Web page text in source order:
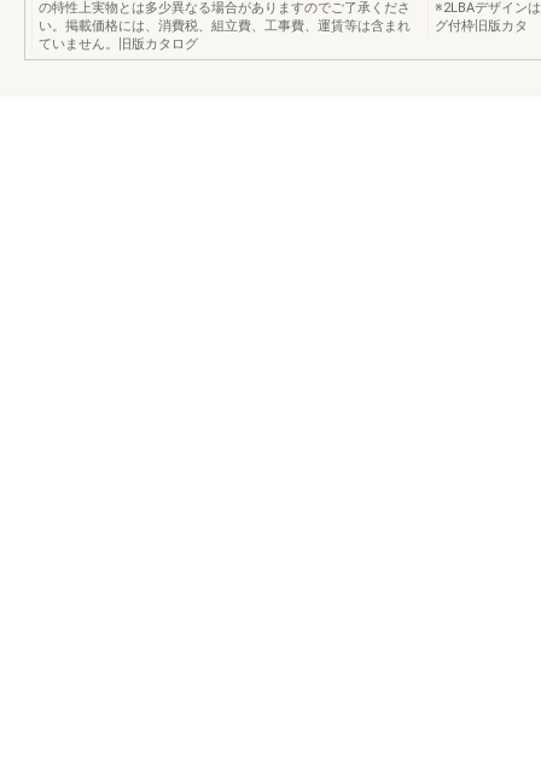
の特性上実物とは多少異なる場合がありますのでご了承くださ
い。掲載価格には、消費税、組立費、工事費、運賃等は含まれ
ていません。旧版カタログ
※2LBAデザイン
グ付枠旧版カタ